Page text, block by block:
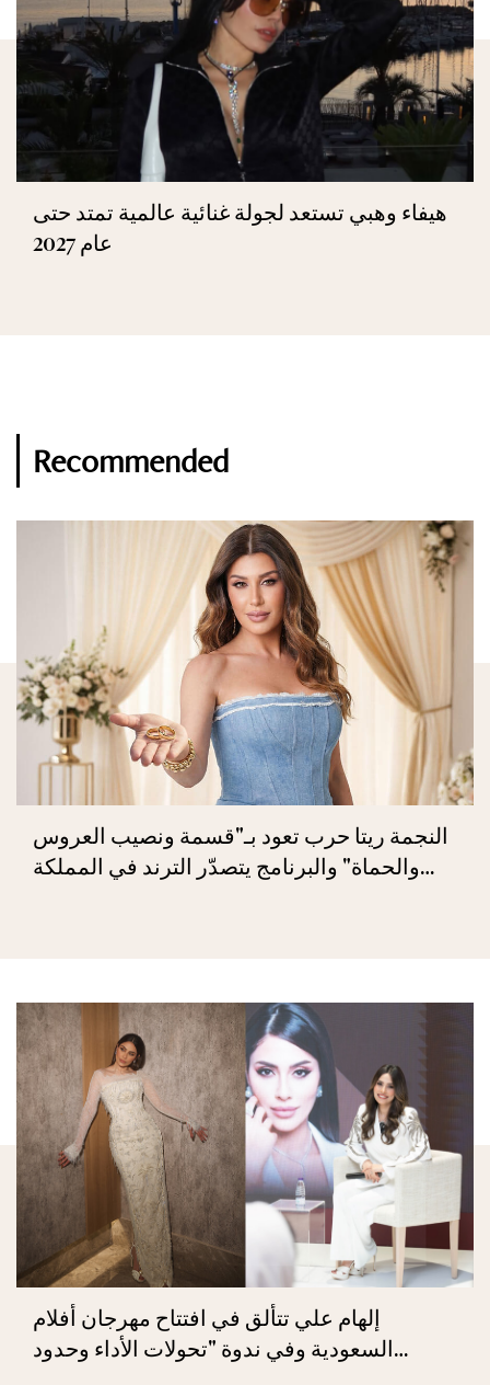
هيفاء وهبي تستعد لجولة غنائية عالمية تمتد حتى
عام 2027
Recommended
النجمة ريتا حرب تعود بـ"قسمة ونصيب العروس
والحماة" والبرنامج يتصدّر الترند في المملكة
إلهام علي تتألق في افتتاح مهرجان أفلام
السعودية وفي ندوة "تحولات الأداء وحدود